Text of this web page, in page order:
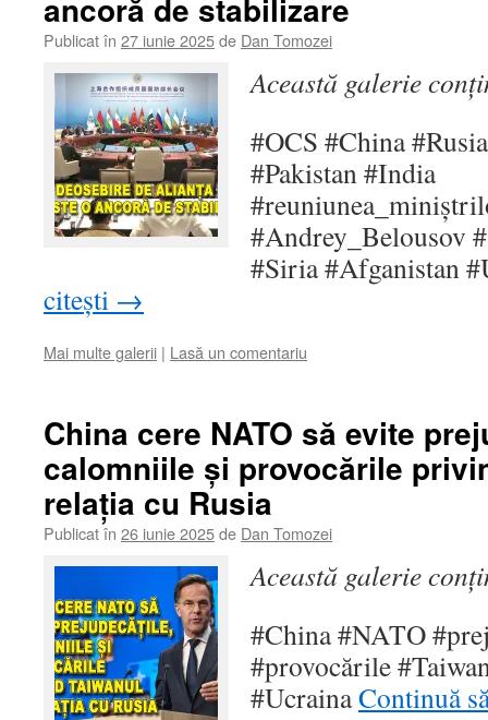
ancoră de stabilizare
Publicat în 27 iunie 2025de Dan Tomozei
Această galerie
#OCS #China
#Pakistan #India
#Andrey_Belousov
#Siria #Afganistan
citești →
Mai multe galerii | Lasă un comentariu
China cere NATO să evite
calomniile și provocările
relația cu Rusia
Publicat în 26 iunie 2025de Dan Tomozei
Această galerie
#China #NATO
#provocările
#UcrainaContinuă